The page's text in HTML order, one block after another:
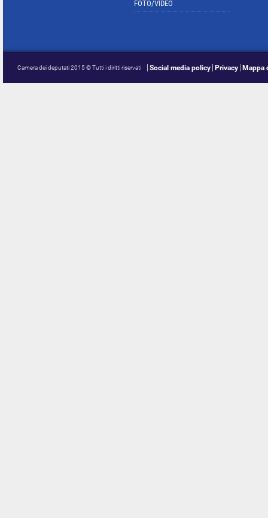
FOTO/VIDEO
Camera dei deputati 2015 © Tutti i diritti riservati Social media policy Privacy Mappa